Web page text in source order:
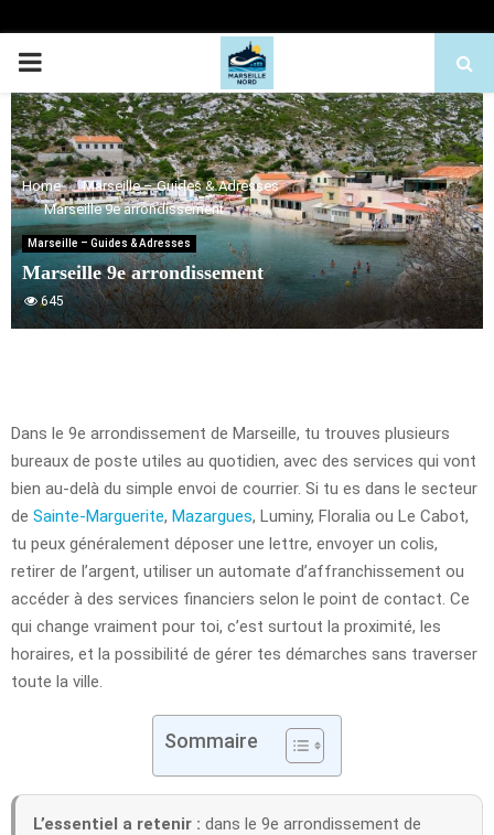
PRIMARY
MENU
Home
Marseille – Guides & Adresses
Marseille 9e arrondissement
Marseille – Guides & Adresses
Marseille 9e arrondissement
645
Dans le 9e arrondissement de Marseille, tu trouves plusieurs
bureaux de poste utiles au quotidien, avec des services qui vont
bien au-delà du simple envoi de courrier. Si tu es dans le secteur
de Sainte-Marguerite, Mazargues, Luminy, Floralia ou Le Cabot,
tu peux généralement déposer une lettre, envoyer un colis,
retirer de l’argent, utiliser un automate d’affranchissement ou
accéder à des services financiers selon le point de contact. Ce
qui change vraiment pour toi, c’est surtout la proximité, les
horaires, et la possibilité de gérer tes démarches sans traverser
toute la ville.
Sommaire
L’essentiel a retenir : dans le 9e arrondissement de